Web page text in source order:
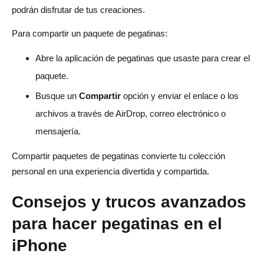
podrán disfrutar de tus creaciones.
Para compartir un paquete de pegatinas:
Abre la aplicación de pegatinas que usaste para crear el
paquete.
Busque un Compartir opción y enviar el enlace o los
archivos a través de AirDrop, correo electrónico o
mensajería.
Compartir paquetes de pegatinas convierte tu colección
personal en una experiencia divertida y compartida.
Consejos y trucos avanzados
para hacer pegatinas en el
iPhone